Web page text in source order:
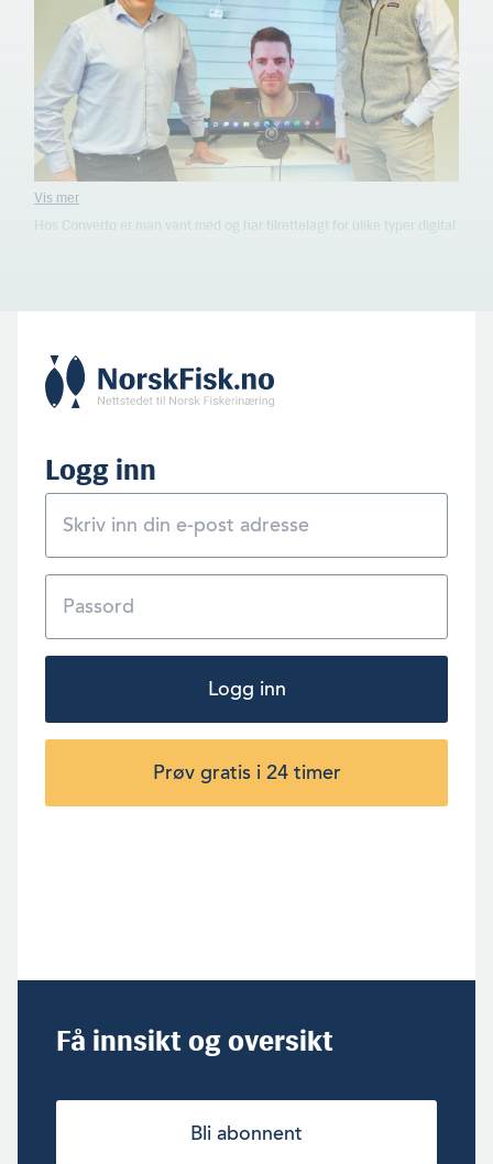
Hos Converto er man vant med og har tilrettelagt for ulike typer digital
Logg inn
Logg inn
Prøv gratis i 24 timer
Få innsikt og oversikt
Bli abonnent